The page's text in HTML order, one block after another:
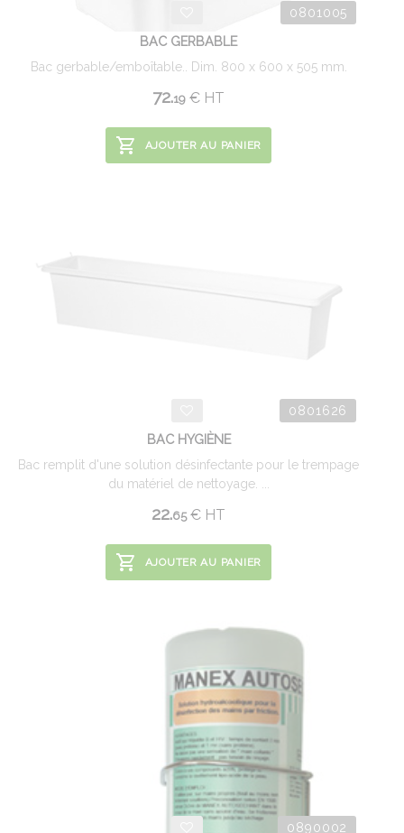
0801005
BAC GERBABLE
Bac gerbable/emboîtable.. Dim. 800 x 600 x 505 mm.
72.19 € HT
AJOUTER AU PANIER
0801626
BAC HYGIÈNE
Bac remplit d'une solution désinfectante pour le trempage
du matériel de nettoyage. ...
22.65 € HT
AJOUTER AU PANIER
0890002